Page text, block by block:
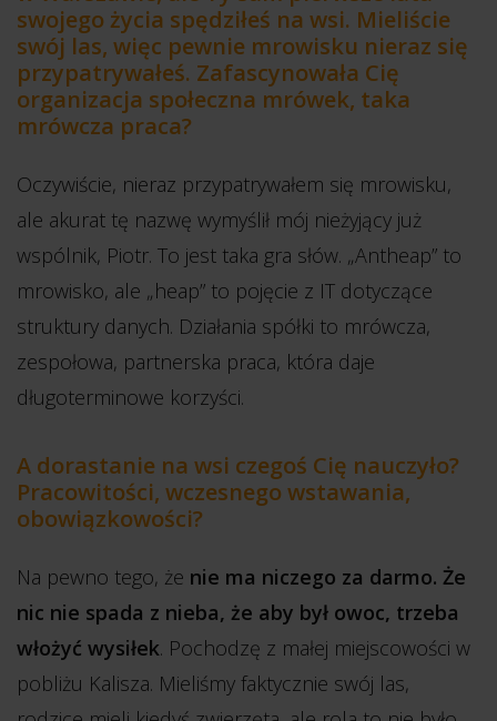
swojego życia spędziłeś na wsi. Mieliście
swój las, więc pewnie mrowisku nieraz się
przypatrywałeś. Zafascynowała Cię
organizacja społeczna mrówek, taka
mrówcza praca?
Oczywiście, nieraz przypatrywałem się mrowisku,
ale akurat tę nazwę wymyślił mój nieżyjący już
wspólnik, Piotr. To jest taka gra słów. „Antheap” to
mrowisko, ale „heap” to pojęcie z IT dotyczące
struktury danych. Działania spółki to mrówcza,
zespołowa, partnerska praca, która daje
długoterminowe korzyści.
A dorastanie na wsi czegoś Cię nauczyło?
Pracowitości, wczesnego wstawania,
obowiązkowości?
Na pewno tego, że nie ma niczego za darmo. Że
nic nie spada z nieba, że aby był owoc, trzeba
włożyć wysiłek. Pochodzę z małej miejscowości w
pobliżu Kalisza. Mieliśmy faktycznie swój las,